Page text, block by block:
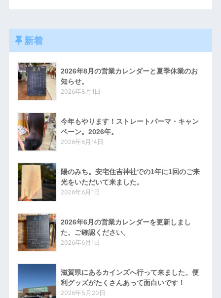
新着
2026年8月の営業カレンダーと夏季休業のお
知らせ。
2026年8月1日
今年もやります！ストレートパーマ・キャン
ペーン。2026年。
2026年6月14日
陽のみち。安宅住吉神社での1年に1回のご来
光をいただいて来ました。
2026年6月1日
2026年6月の営業カレンダーを更新しまし
た。ご確認ください。
2026年6月1日
滋賀県にあるカインズへ行って来ました。便
利グッズがたくさんあって面白いです！
2026年5月20日